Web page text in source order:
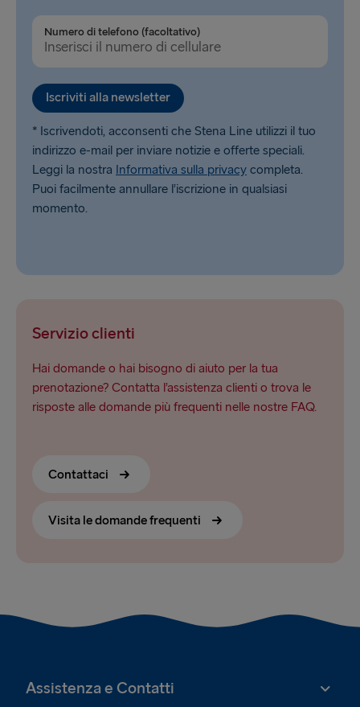
Numero di telefono (facoltativo)
Iscriviti alla newsletter
* Iscrivendoti, acconsenti che Stena Line utilizzi il tuo
indirizzo e-mail per inviare notizie e offerte speciali.
Leggi la nostra Informativa sulla privacy completa.
Puoi facilmente annullare l’iscrizione in qualsiasi
momento.
Servizio clienti
Hai domande o hai bisogno di aiuto per la tua
prenotazione? Contatta l’assistenza clienti o trova le
risposte alle domande più frequenti nelle nostre FAQ.
Contattaci
Visita le domande frequenti
Assistenza e Contatti